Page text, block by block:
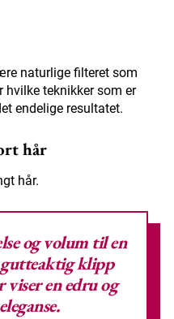
naturlige filteret som
hvilke teknikker som er
endelige resultatet.
hår
hår.
og volum til en
klipp
en edru og